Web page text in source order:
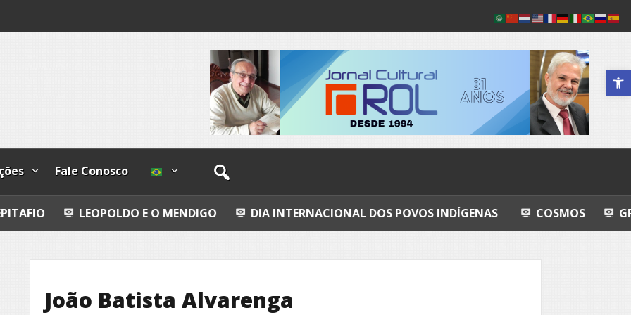
Abrir a
Fale Conosco
LEOPOLDO E O MENDIGO DIA INTERNACIONAL DOS POVOS INDÍGENAS COSMOS GRANDEZA
João Batista Alvarenga